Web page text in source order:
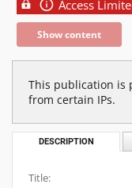
Access
Show content
This publication is
from certain IPs.
DESCRIPTION
Title: